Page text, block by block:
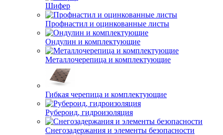
Шифер
Профнастил и оцинкованные листы
Ондулин и комплектующие
Металлочерепица и комплектующие
Гибкая черепица и комплектующие
Рубероид, гидроизоляция
Снегозадержания и элементы безопасности